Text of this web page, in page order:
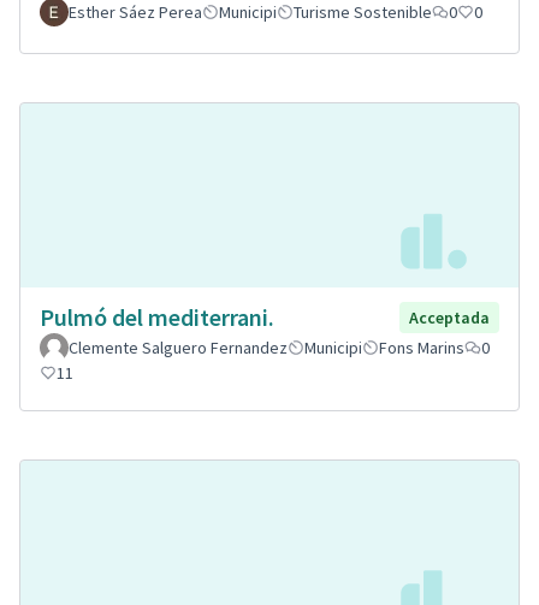
Esther Sáez Perea
Municipi Turisme Sostenible 0 0
Pulmó del mediterrani.
Acceptada
Clemente Salguero Fernandez
Municipi Fons Marins
0
11